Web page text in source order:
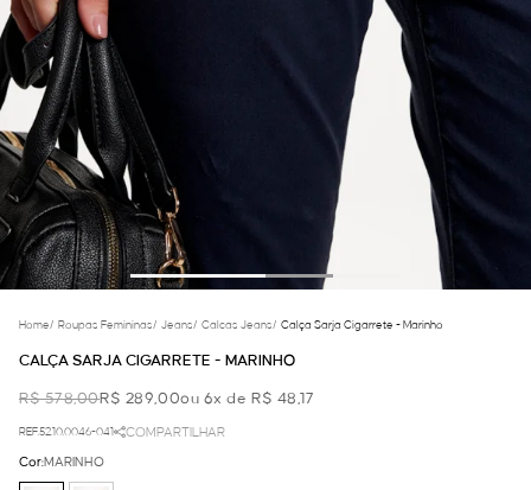
Home/ Roupas Femininas/ Jeans/ Calcas Jeans/ Calça Sarja Cigarrete - Marinho
CALÇA SARJA CIGARRETE - MARINHO
R$ 578,00R$ 289,00ou 6x de R$ 48,17
REF.52.10.0046-041 COMPARTILHAR
Cor:MARINHO